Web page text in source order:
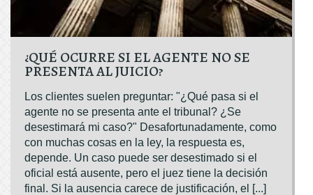
¿QUÉ OCURRE SI EL AGENTE NO SE
PRESENTA AL JUICIO?
Los clientes suelen preguntar: "¿Qué pasa si el
agente no se presenta ante el tribunal? ¿Se
desestimará mi caso?" Desafortunadamente, como
con muchas cosas en la ley, la respuesta es,
depende. Un caso puede ser desestimado si el
oficial está ausente, pero el juez tiene la decisión
final. Si la ausencia carece de justificación, el [...]